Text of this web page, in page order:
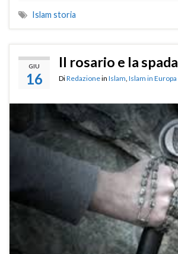
Islam storia
GIU
16
Il rosario e la spada
DiRedazionein Islam Islam in Europa